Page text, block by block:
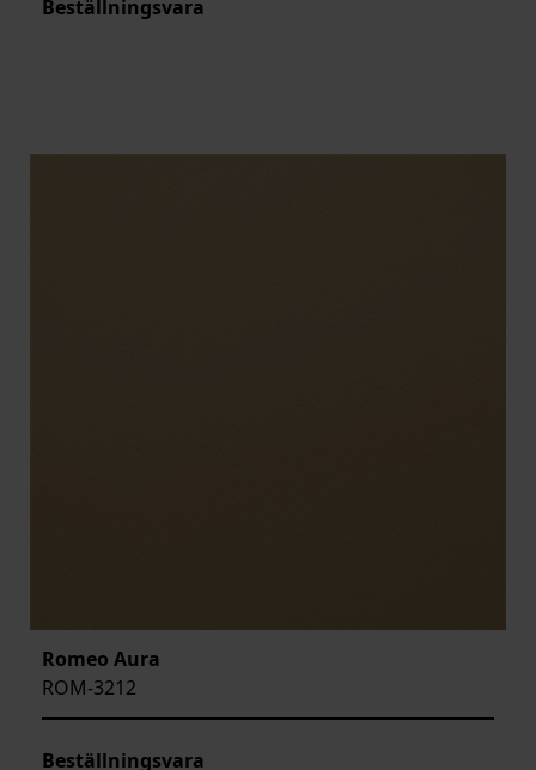
Beställningsvara
Romeo Aura
ROM-3212
Beställningsvara